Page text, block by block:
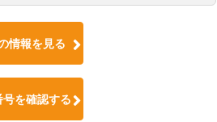
情報を見る
を確認する